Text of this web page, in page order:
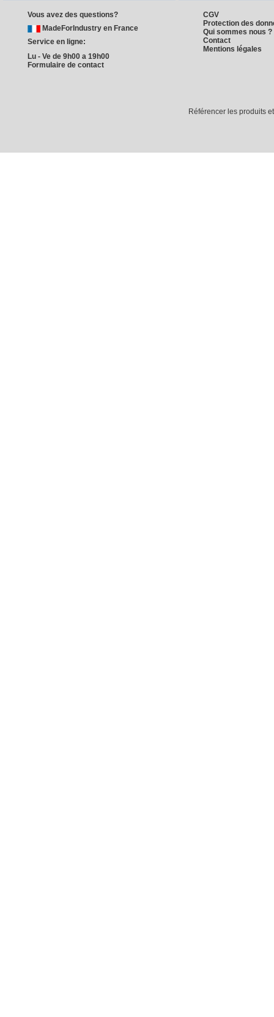
Vous avez des questions?
MadeForIndustry en France
Service en ligne:
Lu - Ve de 9h00 a 19h00
Formulaire de contact
CGV
Protection des
Qui sommes nous ?
Contact
Mentions légales
Référencer les produits